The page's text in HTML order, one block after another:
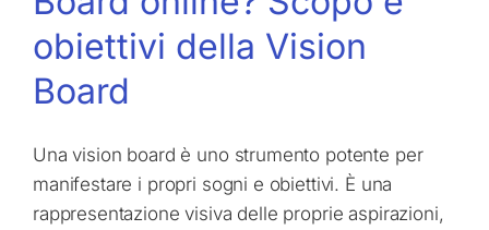
obiettivi della Vision
Board
Una vision board è uno strumento potente per
manifestare i propri sogni e obiettivi. È una
rappresentazione visiva delle proprie aspirazioni,